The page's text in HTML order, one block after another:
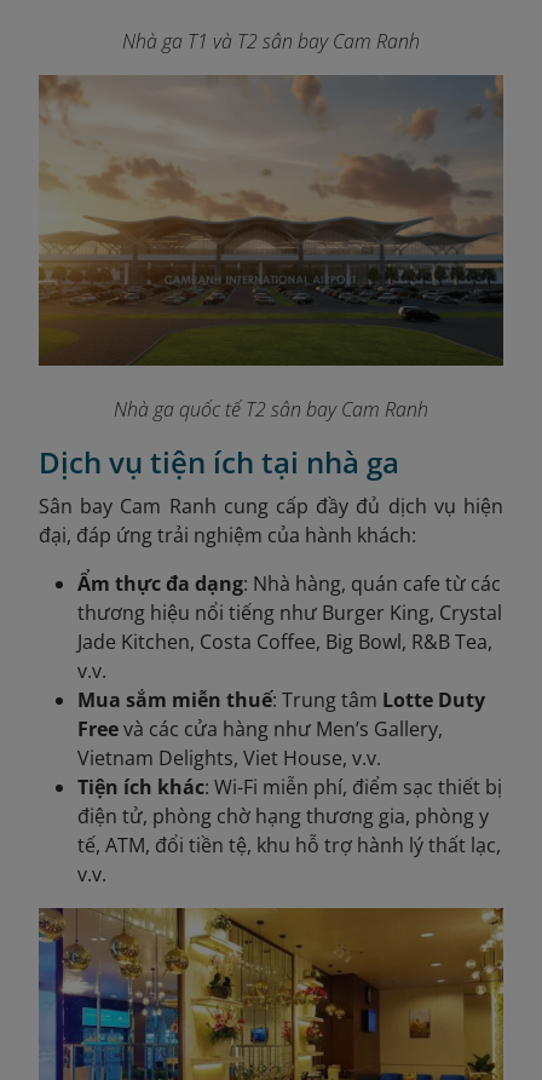
Nhà ga T1 và T2 sân bay Cam Ranh
Nhà ga quốc tế T2 sân bay Cam Ranh
Dịch vụ tiện ích tại nhà ga
Sân bay Cam Ranh cung cấp đầy đủ dịch vụ hiện
đại, đáp ứng trải nghiệm của hành khách:
Ẩm thực đa dạng: Nhà hàng, quán cafe từ các
thương hiệu nổi tiếng như Burger King, Crystal
Jade Kitchen, Costa Coffee, Big Bowl, R&B Tea,
v.v.
Mua sắm miễn thuế: Trung tâm Lotte Duty
Freevà các cửa hàng như Men’s Gallery,
Vietnam Delights, Viet House, v.v.
Tiện ích khác: Wi-Fi miễn phí, điểm sạc thiết bị
điện tử, phòng chờ hạng thương gia, phòng y
tế, ATM, đổi tiền tệ, khu hỗ trợ hành lý thất lạc,
v.v.